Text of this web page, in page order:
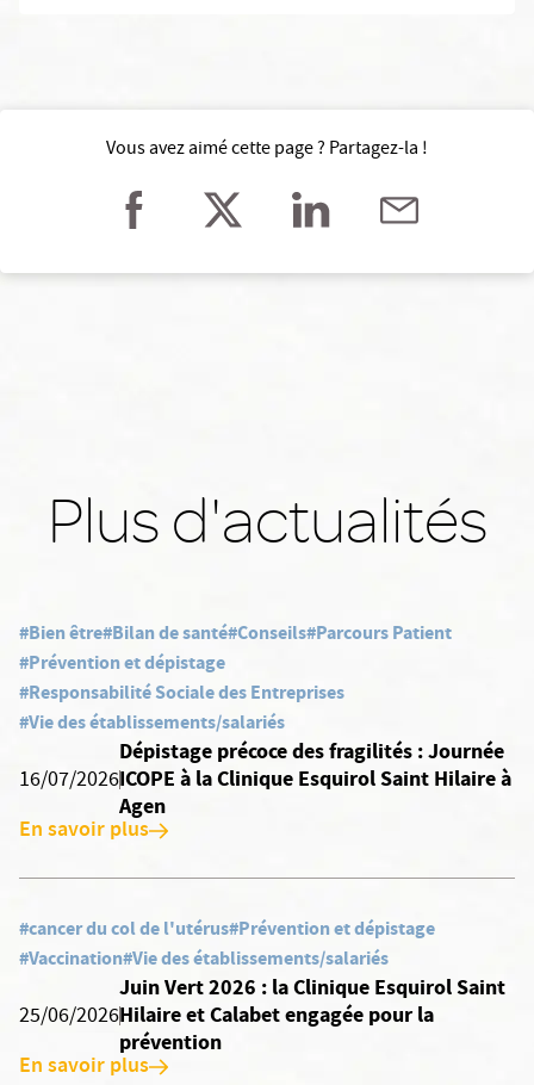
Vous avez aimé cette page ? Partagez-la !
Plus d'actualités
#Bien être#Bilan de santé#Conseils#Parcours Patient
#Prévention et dépistage
#Responsabilité Sociale des Entreprises
#Vie des établissements/salariés
16/07/2026
Dépistage précoce des fragilités : Journée
ICOPE à la Clinique Esquirol Saint Hilaire à
Agen
En savoir plus
#cancer du col de l'utérus#Prévention et dépistage
#Vaccination#Vie des établissements/salariés
25/06/2026
Juin Vert 2026 : la Clinique Esquirol Saint
Hilaire et Calabet engagée pour la
prévention
En savoir plus